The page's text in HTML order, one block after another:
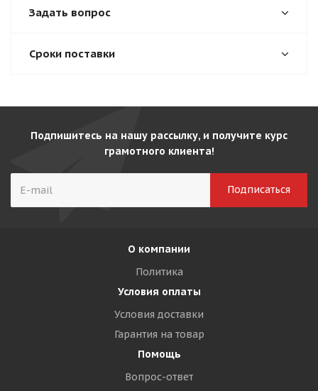
Задать вопрос
Сроки поставки
Подпишитесь на нашу рассылку, и получите курс
грамотного клиента!
О компании
Политика
Условия оплаты
Условия доставки
Гарантия на товар
Помощь
Вопрос-ответ